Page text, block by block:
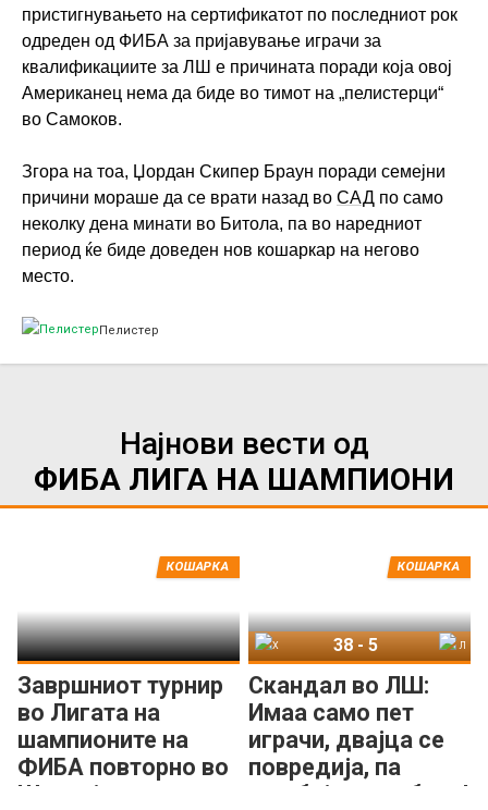
пристигнувањето на сертификатот по последниот рок
одреден од ФИБА за пријавување играчи за
квалификациите за ЛШ е причината поради која овој
Американец нема да биде во тимот на „пелистерци“
во Самоков.
Згора на тоа, Џордан Скипер Браун поради семејни
причини мораше да се врати назад во САД по само
неколку дена минати во Битола, па во наредниот
период ќе биде доведен нов кошаркар на негово
место.
Пелистер
Најнови вести од
ФИБА ЛИГА НА ШАМПИОНИ
Завршниот турнир
во Лигата на
шампионите на
ФИБА повторно во
Шпанија
КОШАРКА
Скандал во ЛШ:
Имаа само пет
играчи, двајца се
повредија, па
загубија службено!
КОШАРКА
38 -5